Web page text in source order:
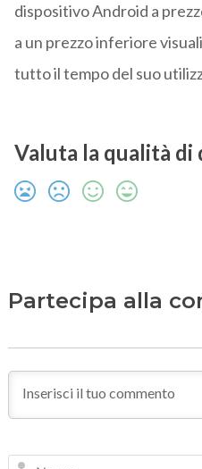
dispositivo Android a
a un prezzo inferiore
tutto il tempo del suo
Valuta la qualità
Partecipa alla